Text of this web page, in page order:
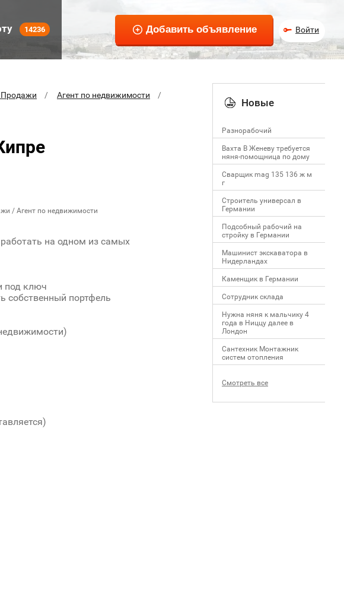
14236 Войти
Продажи
Агент по недвижимости
/ Агент по недвижимости
на одном из самых
под ключ
собственный портфель
Новые
Разнорабочий
Вахта В Женеву требуется
няня-помощница по дому
Сварщик mag 135 136 ж м
г
Строитель универсал в
Германии
Подсобный рабочий на
стройку в Германии
Машинист экскаватора в
Нидерландах
Каменщик в Германии
Сотрудник склада
Нужна няня к мальчику 4
года в Ниццу далее в
Лондон
Сантехник Монтажник
систем отопления
Смотреть все